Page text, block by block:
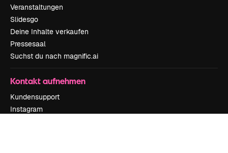
Veranstaltungen
Slidesgo
Deine Inhalte verkaufen
Pressesaal
Suchst du nach magnific.ai
Kontakt aufnehmen
Kundensupport
Instagram